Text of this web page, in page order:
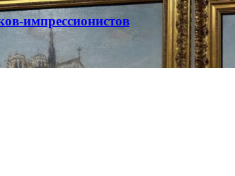
импрессионистов